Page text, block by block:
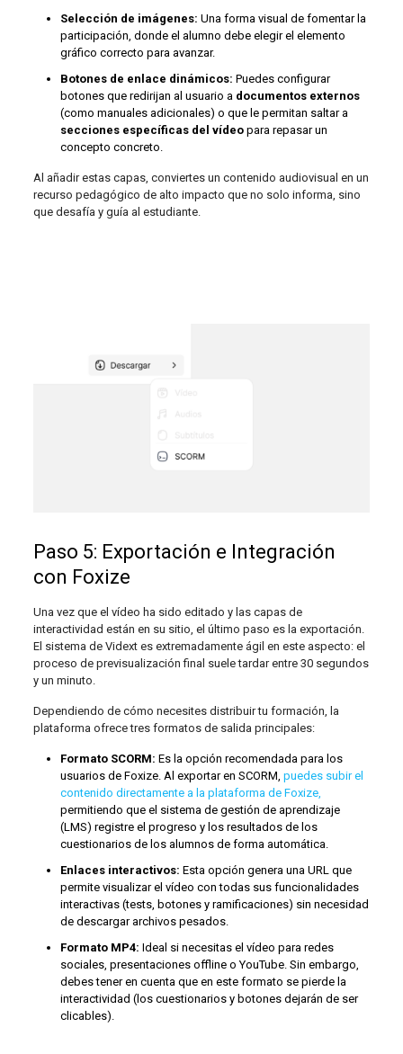
Selección de imágenes: Una forma visual de fomentar la
participación, donde el alumno debe elegir el elemento
gráfico correcto para avanzar.
Botones de enlace dinámicos: Puedes configurar
botones que redirijan al usuario a documentos externos
(como manuales adicionales) o que le permitan saltar a
secciones específicas del vídeopara repasar un
concepto concreto.
Al añadir estas capas, conviertes un contenido audiovisual en un
recurso pedagógico de alto impacto que no solo informa, sino
que desafía y guía al estudiante.
Paso 5: Exportación e Integración
con Foxize
Una vez que el vídeo ha sido editado y las capas de
interactividad están en su sitio, el último paso es la exportación.
El sistema de Vidext es extremadamente ágil en este aspecto: el
proceso de previsualización final suele tardar entre 30 segundos
y un minuto.
Dependiendo de cómo necesites distribuir tu formación, la
plataforma ofrece tres formatos de salida principales:
Formato SCORM: Es la opción recomendada para los
usuarios de Foxize. Al exportar en SCORM, puedes subir el
contenido directamente a la plataforma de Foxize,
permitiendo que el sistema de gestión de aprendizaje
(LMS) registre el progreso y los resultados de los
cuestionarios de los alumnos de forma automática.
Enlaces interactivos: Esta opción genera una URL que
permite visualizar el vídeo con todas sus funcionalidades
interactivas (tests, botones y ramificaciones) sin necesidad
de descargar archivos pesados.
Formato MP4: Ideal si necesitas el vídeo para redes
sociales, presentaciones offline o YouTube. Sin embargo,
debes tener en cuenta que en este formato se pierde la
interactividad (los cuestionarios y botones dejarán de ser
clicables).